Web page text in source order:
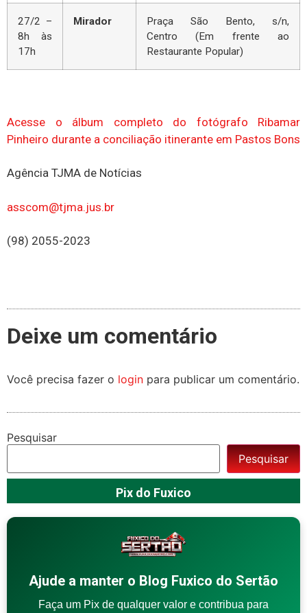
27/2 –
8h às
17h
Mirador
Praça São Bento, s/n,
Centro (Em frente ao
Restaurante Popular)
Acesse o álbum completo do fotógrafo Ribamar
Pinheiro durante a conciliação itinerante em Pastos Bons
Agência TJMA de Notícias
asscom@tjma.jus.br
(98) 2055-2023
Deixe um comentário
Você precisa fazer o login para publicar um comentário.
Pesquisar
Pesquisar
Pix do Fuxico
Ajude a manter o Blog Fuxico do Sertão
Faça um Pix de qualquer valor e contribua para